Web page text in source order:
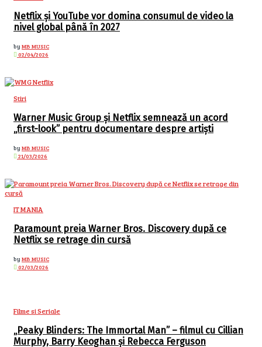
Netflix și YouTube vor domina consumul de video la
nivel global până în 2027
by MB MUSIC
02/04/2026
Stiri
Warner Music Group și Netflix semnează un acord
„first-look” pentru documentare despre artiști
by MB MUSIC
21/03/2026
IT MANIA
Paramount preia Warner Bros. Discovery după ce
Netflix se retrage din cursă
by MB MUSIC
02/03/2026
Filme si Seriale
„Peaky Blinders: The Immortal Man” – filmul cu Cillian
Murphy, Barry Keoghan și Rebecca Ferguson